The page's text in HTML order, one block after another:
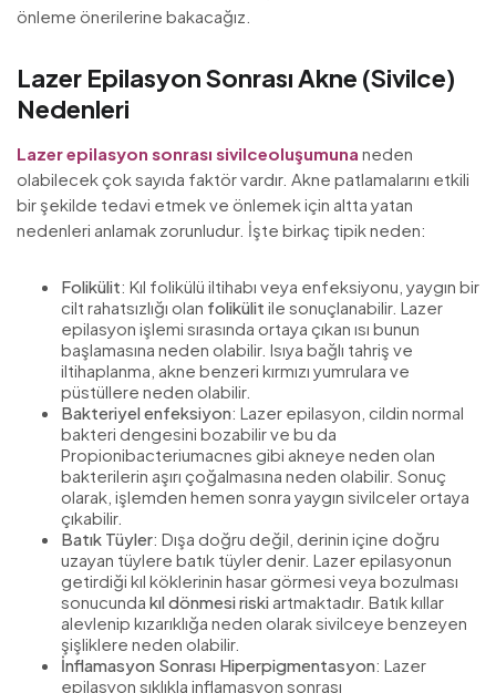
önleme önerilerine bakacağız.
Lazer Epilasyon Sonrası Akne (Sivilce)
Nedenleri
Lazer epilasyon sonrası sivilceoluşumuna neden
olabilecek çok sayıda faktör vardır. Akne patlamalarını etkili
bir şekilde tedavi etmek ve önlemek için altta yatan
nedenleri anlamak zorunludur. İşte birkaç tipik neden:
Folikülit: Kıl folikülü iltihabı veya enfeksiyonu, yaygın bir
cilt rahatsızlığı olan folikülit ile sonuçlanabilir. Lazer
epilasyon işlemi sırasında ortaya çıkan ısı bunun
başlamasına neden olabilir. Isıya bağlı tahriş ve
iltihaplanma, akne benzeri kırmızı yumrulara ve
püstüllere neden olabilir.
Bakteriyel enfeksiyon: Lazer epilasyon, cildin normal
bakteri dengesini bozabilir ve bu da
Propionibacteriumacnes gibi akneye neden olan
bakterilerin aşırı çoğalmasına neden olabilir. Sonuç
olarak, işlemden hemen sonra yaygın sivilceler ortaya
çıkabilir.
Batık Tüyler: Dışa doğru değil, derinin içine doğru
uzayan tüylere batık tüyler denir. Lazer epilasyonun
getirdiği kıl köklerinin hasar görmesi veya bozulması
sonucunda kıl dönmesi riski artmaktadır. Batık kıllar
alevlenip kızarıklığa neden olarak sivilceye benzeyen
şişliklere neden olabilir.
İnflamasyon Sonrası Hiperpigmentasyon: Lazer
epilasyon sıklıkla inflamasyon sonrası